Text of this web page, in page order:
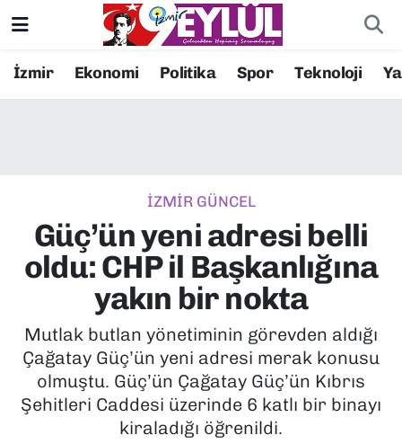
İzmir Ekonomi Politika Spor Teknoloji
İZMİR GÜNCEL
Güç’ün yeni adresi belli
oldu: CHP il Başkanlığına
yakın bir nokta
Mutlak butlan yönetiminin görevden aldığı
Çağatay Güç’ün yeni adresi merak konusu
olmuştu. Güç’ün Çağatay Güç’ün Kıbrıs
Şehitleri Caddesi üzerinde 6 katlı bir binayı
kiraladığı öğrenildi.
Resmi İlanlar
EKONOMİ
KÜLTÜR SANAT
MAGAZİN
POLİTİKA
Konak Nöbetçi Eczaneler
Süper Lig Puan Durumu ve Fikstür
Tüm Manşetler
Son Dakika Haberleri
Haber Arşivi